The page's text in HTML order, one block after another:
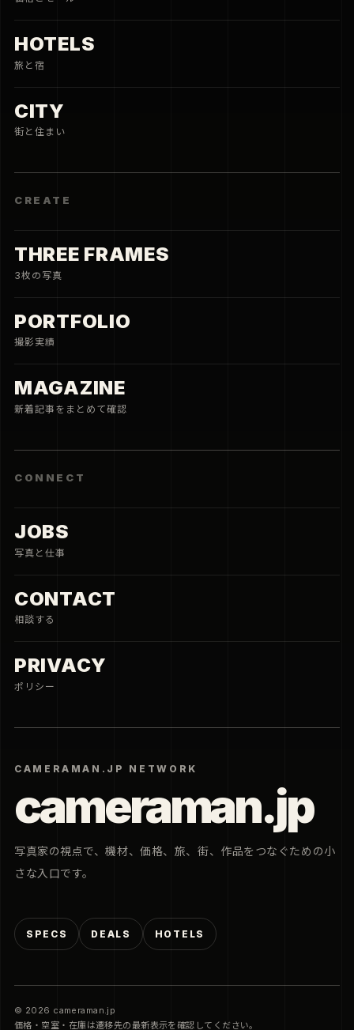
CAMERAMAN.JP NETWORK
cameraman.jp
写真家の視点で、機材、価格、旅、街、作品をつなぐための小
さな入口です。
SPECS DEALS HOTELS
HOTELS
旅と宿
CITY
街と住まい
CREATE
THREE FRAMES
3枚の写真
PORTFOLIO
撮影実績
MAGAZINE
新着記事をまとめて確認
CONNECT
JOBS
写真と仕事
CONTACT
相談する
PRIVACY
ポリシー
© 2026 cameraman.jp
価格・空室・在庫は遷移先の最新表示を確認してください。